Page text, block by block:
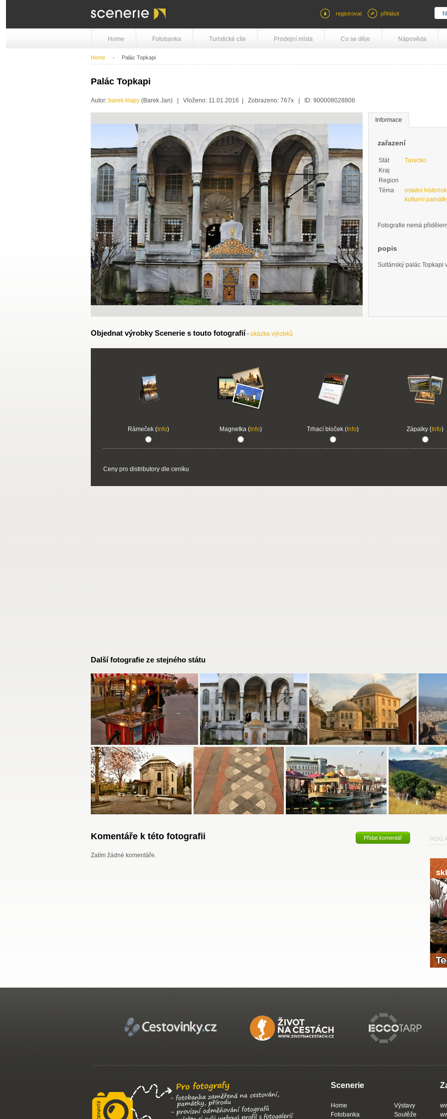
registrovat přihlásit
Home Fotobanka Turistické cíle Prodejní místa Co se děje Nápověda
Home Palác Topkapi
Palác Topkapi
Autor: barek.klapy (Barek Jan) | Vloženo: 11.01.2016 | Zobrazeno: 767x | ID: 900008028806
zařazení
Stát
Turecko
Kraj
Region
Téma
ostatní
kulturní
Fotografie nemá
popis
Sultánský palác Topkapi
Informace
Objednat výrobky Scenerie s touto fotografií - ukázka výrobků
Rámeček (Info) Magnetka (Info) Trhací bloček ( Info) Zápalky ( Info)
Ceny pro distributory dle ceníku
Další fotografie ze stejného státu
Komentáře k této fotografii Přidat komentář
Zatím žádné komentáře.
Scenerie
Home
Fotobanka
Výstavy
Soutěže